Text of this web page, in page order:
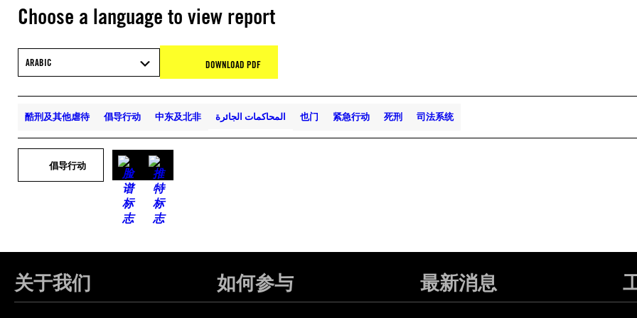
Choose a language to view report
ARABIC DOWNLOAD PDF
酷刑及其他虐待 倡导行动 中东及北非 المحاكمات الجائرة 也门 紧急行动 死刑 司法系统
倡导行动
关于我们 如何参与 最新消息